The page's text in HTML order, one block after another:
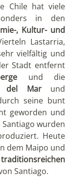
Chile hat viele
in den
, Kultur- und
Lastarria,
vielfältig und
Stadt entfernt
und die
del Marund
seine bunt
geworden und
wurden
Heute
dem Maipo und
traditionsreichen
Santiago.